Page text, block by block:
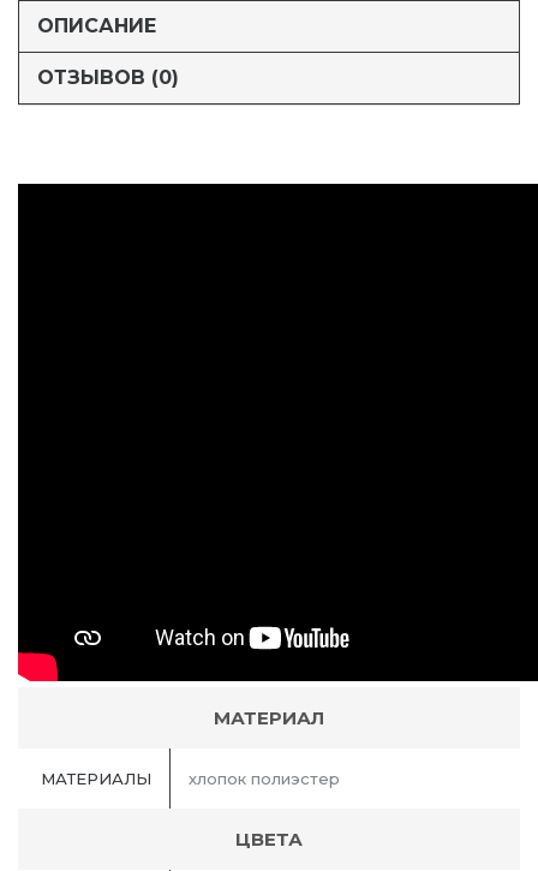
ОПИСАНИЕ
ОТЗЫВОВ (0)
МАТЕРИАЛ
МАТЕРИАЛЫ хлопок полиэстер
ЦВЕТА